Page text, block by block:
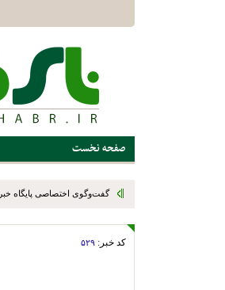
صفحه نخست
گفت‌وگوی اختصاصی پایگاه
استهبان و بختگانکد خبر: ۵۲۹